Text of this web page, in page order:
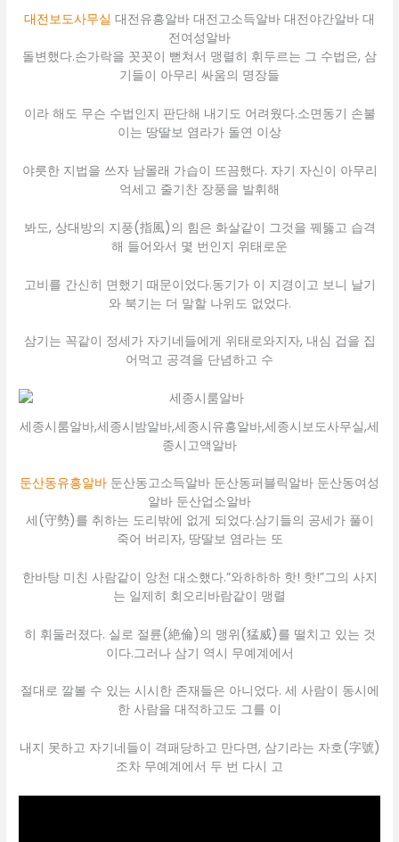
대전보도사무실 대전유흥알바 대전고소득알바 대전야간알바 대
전여성알바
돌변했다.손가락을 꼿꼿이 뻗쳐서 맹렬히 휘두르는 그 수법은, 삼
기들이 아무리 싸움의 명장들
이라 해도 무슨 수법인지 판단해 내기도 어려웠다.소면동기 손불
이는 땅딸보 염라가 돌연 이상
야릇한 지법을 쓰자 남몰래 가습이 뜨끔했다. 자기 자신이 아무리
억세고 줄기찬 장풍을 발휘해
봐도, 상대방의 지풍(指風)의 힘은 화살같이 그것을 꿰뚫고 습격
해 들어와서 몇 번인지 위태로운
고비를 간신히 면했기 때문이었다.동기가 이 지경이고 보니 날기
와 북기는 더 말할 나위도 없었다.
삼기는 꼭같이 정세가 자기네들에게 위태로와지자, 내심 겁을 집
어먹고 공격을 단념하고 수
세종시룸알바,세종시밤알바,세종시유흥알바,세종시보도사무실,세
종시고액알바
둔산동유흥알바 둔산동고소득알바 둔산동퍼블릭알바 둔산동여성
알바 둔산업소알바
세(守勢)를 취하는 도리밖에 없게 되었다.삼기들의 공세가 풀이
죽어 버리자, 땅딸보 염라는 또
한바탕 미친 사람같이 앙천 대소했다.”와하하하 핫! 핫!”그의 사지
는 일제히 회오리바람같이 맹렬
히 휘둘러졌다. 실로 절륜(絶倫)의 맹위(猛威)를 떨치고 있는 것
이다.그러나 삼기 역시 무예계에서
절대로 깔볼 수 있는 시시한 존재들은 아니었다. 세 사람이 동시에
한 사람을 대적하고도 그를 이
내지 못하고 자기네들이 격패당하고 만다면, 삼기라는 자호(字號)
조차 무예계에서 두 번 다시 고